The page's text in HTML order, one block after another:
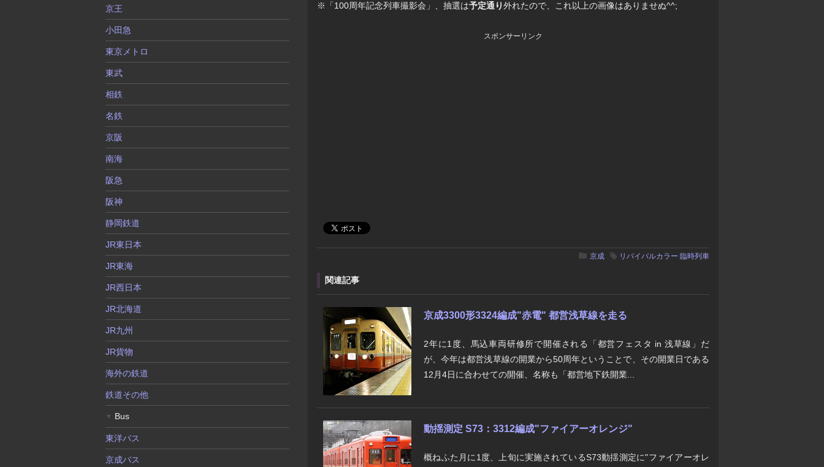
※「100周年記念列車撮影会」、抽選は予定通り外れたので、これ以上の画像はありませぬ^^;
スポンサーリンク
京成 リバイバルカラー 臨時列車
関連記事
京成3300形3324編成"赤電" 都営浅草線を走る
2年に1度、馬込車両研修所で開催される「都営フェスタ in 浅草線」だ
が、今年は都営浅草線の開業から50周年ということで、その開業日である
12月4日に合わせての開催、名称も「都営地下鉄開業...
動揺測定 S73：3312編成"ファイアーオレンジ"
概ねふた月に1度、上旬に実施されているS73動揺測定に"ファイアーオレ
京王
小田急
東京メトロ
東武
相鉄
名鉄
京阪
南海
阪急
阪神
静岡鉄道
JR東日本
JR東海
JR西日本
JR北海道
JR九州
JR貨物
海外の鉄道
鉄道その他
▼ Bus
東洋バス
京成バス